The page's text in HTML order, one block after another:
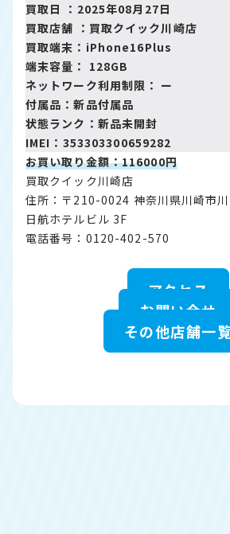
買取日 ：2025年08月27日
買取店舗 ： 買取クイック川崎店
買取端末：iPhone16Plus
端末容量： 128GB
ネットワーク利用制限： ー
付属品：新品付属品
状態ランク：新品未開封
IMEI：353303300659282
お買い取り金額：116000円
買取クイック川崎店
住所：〒210-0024 神奈川県川崎市
日航ホテルビル 3F
電話番号：0120-402-570
アクセス
お問い合せ
その他店舗一